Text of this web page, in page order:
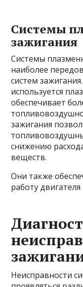
Системы
зажигания
Системы
наиболее
систем
используется
обеспечивает
зажигания
снижению
веществ.
Они также
работу
Неисправности